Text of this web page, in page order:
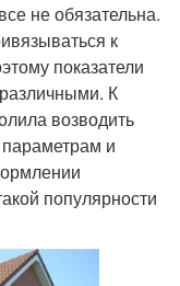
не обязательна.
к
показатели
К
возводить
и
популярности